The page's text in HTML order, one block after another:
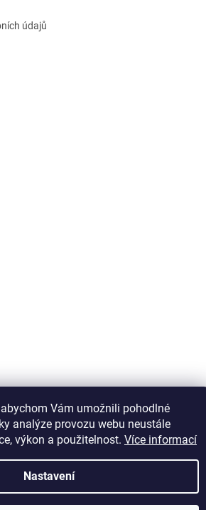
Vám umožnili pohodlné
analýze provozu webu neustále
výkon a použitelnost. Více informací
Nastavení
údajů
na Instagramu
comm. Všechna práva vyhrazena.